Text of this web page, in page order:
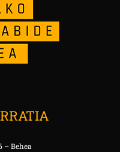
– Behea